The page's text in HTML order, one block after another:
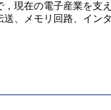
現在の電子産業を支
、メモリ回路、イン